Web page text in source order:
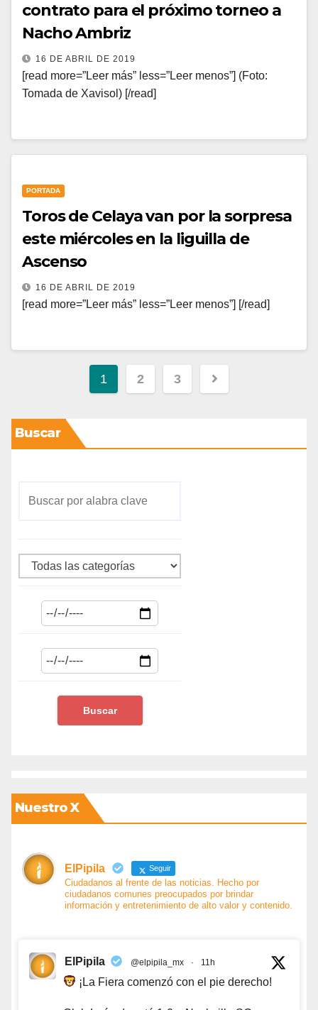
contrato para el próximo torneo a
Nacho Ambriz
16 DE ABRIL DE 2019
[read more=”Leer más” less=”Leer menos”] (Foto:
Tomada de Xavisol) [/read]
PORTADA
Toros de Celaya van por la sorpresa
este miércoles en la liguilla de
Ascenso
16 DE ABRIL DE 2019
[read more=”Leer más” less=”Leer menos”] [/read]
1 2 3
Buscar
Nuestro X
ElPipila Seguir
Ciudadanos al frente de las noticias. Hecho por
ciudadanos comunes preocupados por brindar
información y entretenimiento de alto valor y contenido.
ElPipila @elpipila_mx · 11h
¡La Fiera comenzó con el pie derecho!